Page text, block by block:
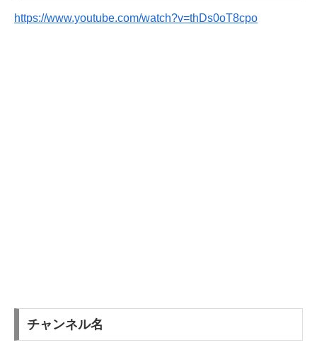
https://www.youtube.com/watch?v=thDs0oT8cpo
チャンネル名